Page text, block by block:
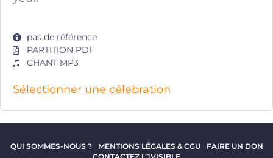
pas de référence
PARTITION PDF
CHANT MP3
Sélectionner une célebration
QUI SOMMES-NOUS ? MENTIONS LÉGALES & CGU
FAIRE UN DON